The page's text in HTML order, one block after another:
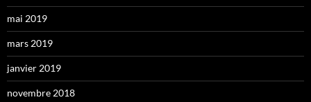
mai 2019
mars 2019
janvier 2019
novembre 2018